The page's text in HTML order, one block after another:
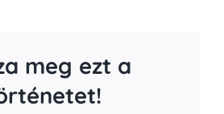
meg ezt a